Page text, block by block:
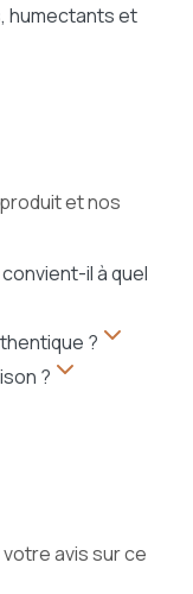
humectants et
et nos
il à quel
?
?
avis sur ce